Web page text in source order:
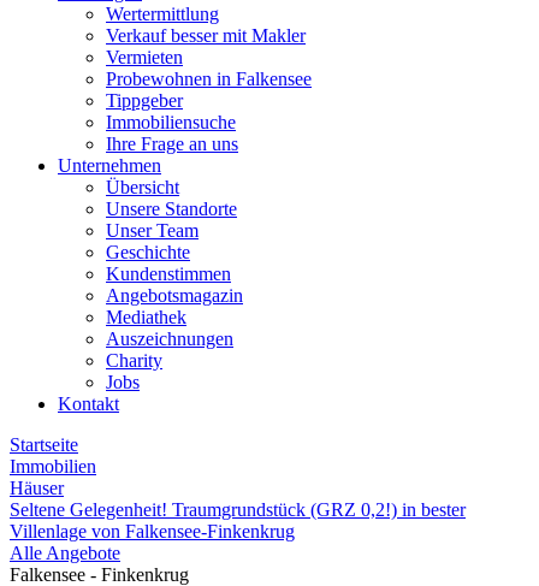
Wertermittlung
Verkauf besser mit Makler
Vermieten
Probewohnen in Falkensee
Tippgeber
Immobiliensuche
Ihre Frage an uns
Unternehmen
Übersicht
Unsere Standorte
Unser Team
Geschichte
Kundenstimmen
Angebotsmagazin
Mediathek
Auszeichnungen
Charity
Jobs
Kontakt
Startseite
Immobilien
Häuser
Seltene Gelegenheit! Traumgrundstück (GRZ 0,2!) in bester
Villenlage von Falkensee-Finkenkrug
Alle Angebote
Falkensee - Finkenkrug